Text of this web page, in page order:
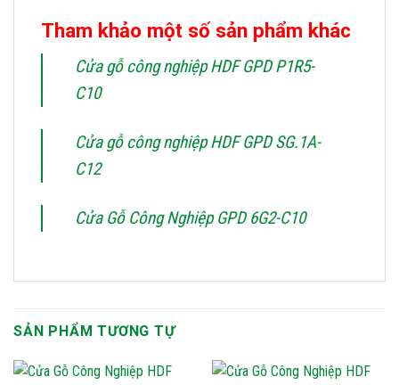
Tham khảo một số sản phẩm khác
Cửa gỗ công nghiệp HDF GPD P1R5-
C10
Cửa gỗ công nghiệp HDF GPD SG.1A-
C12
Cửa Gỗ Công Nghiệp GPD 6G2-C10
SẢN PHẨM TƯƠNG TỰ